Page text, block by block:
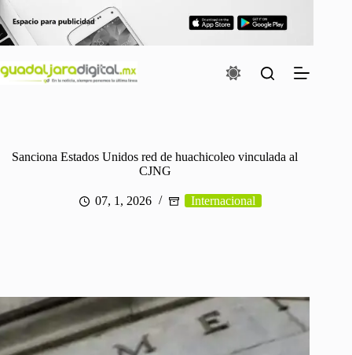
al
contenido
Sanciona Estados Unidos red de huachicoleo vinculada al
CJNG
07, 1, 2026 Internacional